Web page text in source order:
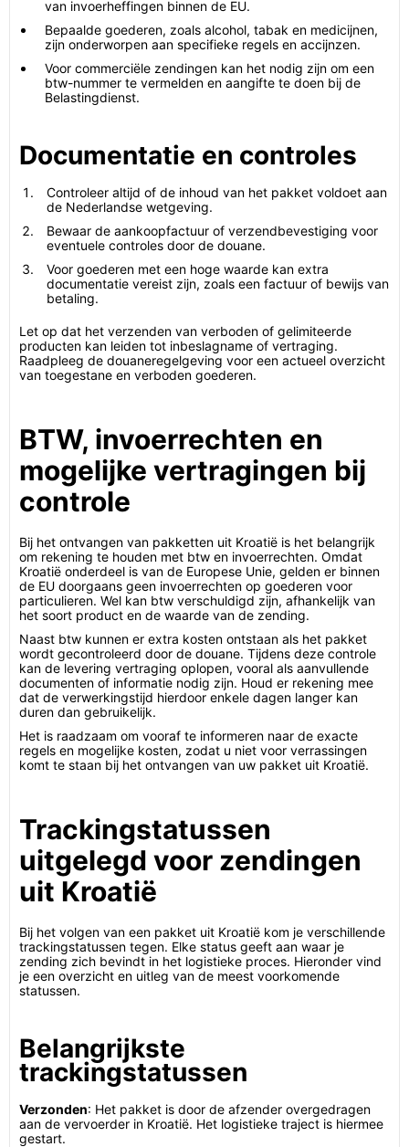
van invoerheffingen binnen de EU.
Bepaalde goederen, zoals alcohol, tabak en medicijnen,
zijn onderworpen aan specifieke regels en accijnzen.
Voor commerciële zendingen kan het nodig zijn om een
btw-nummer te vermelden en aangifte te doen bij de
Belastingdienst.
Documentatie en controles
Controleer altijd of de inhoud van het pakket voldoet aan
de Nederlandse wetgeving.
Bewaar de aankoopfactuur of verzendbevestiging voor
eventuele controles door de douane.
Voor goederen met een hoge waarde kan extra
documentatie vereist zijn, zoals een factuur of bewijs van
betaling.
Let op dat het verzenden van verboden of gelimiteerde
producten kan leiden tot inbeslagname of vertraging.
Raadpleeg de douaneregelgeving voor een actueel overzicht
van toegestane en verboden goederen.
BTW, invoerrechten en
mogelijke vertragingen bij
controle
Bij het ontvangen van pakketten uit Kroatië is het belangrijk
om rekening te houden met btw en invoerrechten. Omdat
Kroatië onderdeel is van de Europese Unie, gelden er binnen
de EU doorgaans geen invoerrechten op goederen voor
particulieren. Wel kan btw verschuldigd zijn, afhankelijk van
het soort product en de waarde van de zending.
Naast btw kunnen er extra kosten ontstaan als het pakket
wordt gecontroleerd door de douane. Tijdens deze controle
kan de levering vertraging oplopen, vooral als aanvullende
documenten of informatie nodig zijn. Houd er rekening mee
dat de verwerkingstijd hierdoor enkele dagen langer kan
duren dan gebruikelijk.
Het is raadzaam om vooraf te informeren naar de exacte
regels en mogelijke kosten, zodat u niet voor verrassingen
komt te staan bij het ontvangen van uw pakket uit Kroatië.
Trackingstatussen
uitgelegd voor zendingen
uit Kroatië
Bij het volgen van een pakket uit Kroatië kom je verschillende
trackingstatussen tegen. Elke status geeft aan waar je
zending zich bevindt in het logistieke proces. Hieronder vind
je een overzicht en uitleg van de meest voorkomende
statussen.
Belangrijkste
trackingstatussen
Verzonden: Het pakket is door de afzender overgedragen
aan de vervoerder in Kroatië. Het logistieke traject is hiermee
gestart.